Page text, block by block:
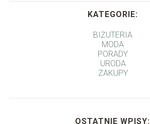
KATEGORIE:
BIŻUTERIA
MODA
PORADY
URODA
ZAKUPY
OSTATNIE WPISY: